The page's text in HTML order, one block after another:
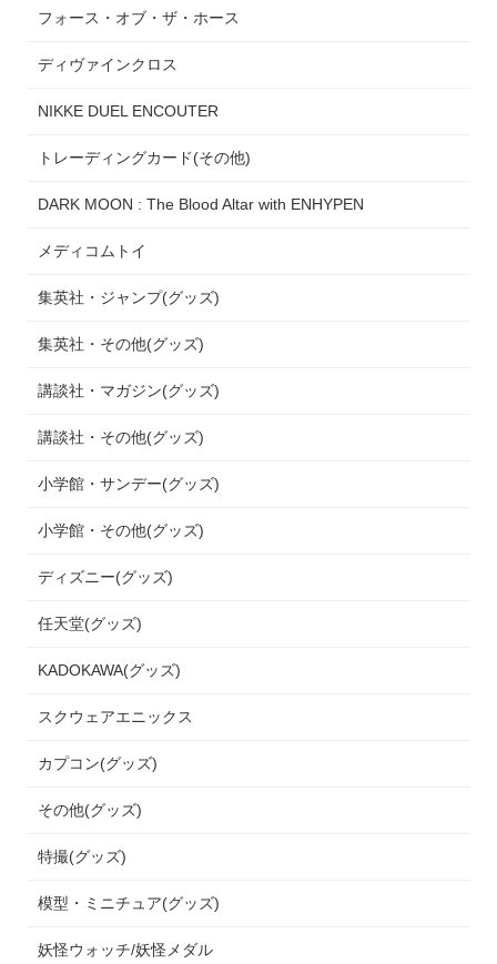
フォース・オブ・ザ・ホース
ディヴァインクロス
NIKKE DUEL ENCOUTER
トレーディングカード(その他)
DARK MOON : The Blood Altar with ENHYPEN
メディコムトイ
集英社・ジャンプ(グッズ)
集英社・その他(グッズ)
講談社・マガジン(グッズ)
講談社・その他(グッズ)
小学館・サンデー(グッズ)
小学館・その他(グッズ)
ディズニー(グッズ)
任天堂(グッズ)
KADOKAWA(グッズ)
スクウェアエニックス
カプコン(グッズ)
その他(グッズ)
特撮(グッズ)
模型・ミニチュア(グッズ)
妖怪ウォッチ/妖怪メダル